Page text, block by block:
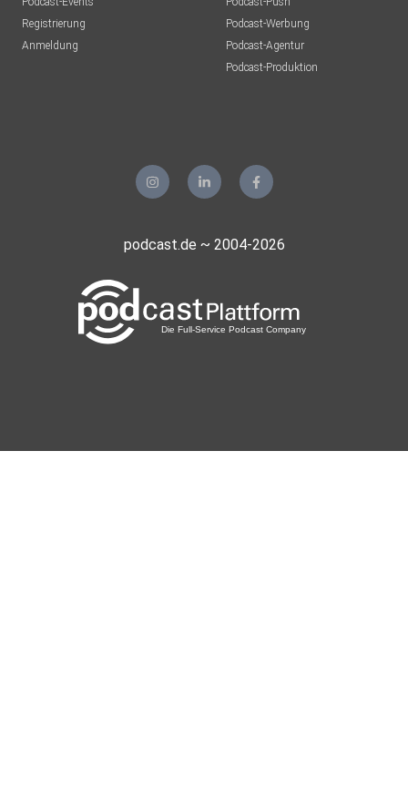
Registrierung
Anmeldung
Podcast-Werbung
Podcast-Agentur
Podcast-Produktion
podcast.de ~ 2004-2026